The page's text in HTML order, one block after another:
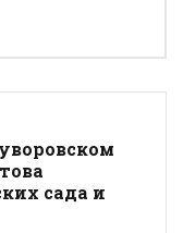
сада и